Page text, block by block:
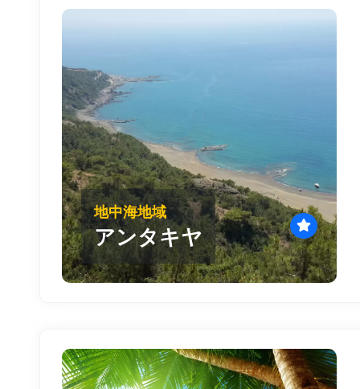
地中海地域
アンタキヤ